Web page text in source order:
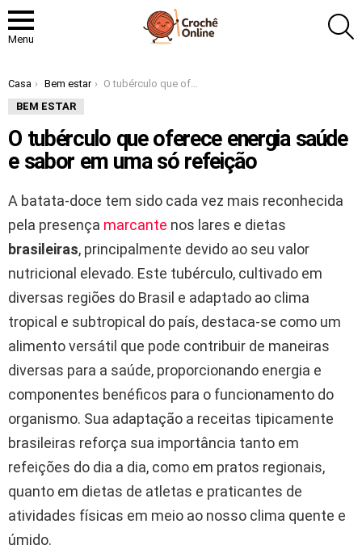
Menu
Você está aqui:
Casa Bem estar
O tubérculo que oferece energia saúde e sabor em uma só refeição
BEM ESTAR
O tubérculo que oferece energia saúde
e sabor em uma só refeição
A batata-doce tem sido cada vez mais reconhecida
pela presença marcante nos lares e dietas
brasileiras, principalmente devido ao seu valor
nutricional elevado. Este tubérculo, cultivado em
diversas regiões do Brasil e adaptado ao clima
tropical e subtropical do país, destaca-se como um
alimento versátil que pode contribuir de maneiras
diversas para a saúde, proporcionando energia e
componentes benéficos para o funcionamento do
organismo. Sua adaptação a receitas tipicamente
brasileiras reforça sua importância tanto em
refeições do dia a dia, como em pratos regionais,
quanto em dietas de atletas e praticantes de
atividades físicas em meio ao nosso clima quente e
úmido.